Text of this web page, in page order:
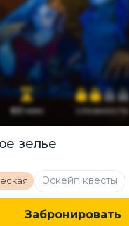
60мин сложность
зелье
Эскейп квесты
Забронировать